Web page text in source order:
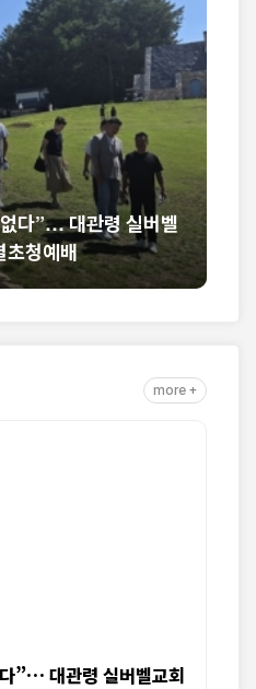
대사 부임 환영… “신앙의 반
맹 새 도약 기대”
more +
”… 대관령 실버벨교회